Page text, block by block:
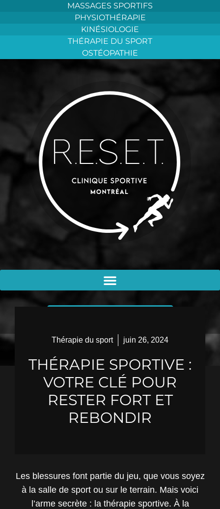
MASSAGES SPORTIFS
PHYSIOTHÉRAPIE
KINÉSIOLOGIE
THÉRAPIE DU SPORT
OSTÉOPATHIE
Thérapie du sport juin 26, 2024
THÉRAPIE SPORTIVE :
VOTRE CLÉ POUR
RESTER FORT ET
REBONDIR
Les blessures font partie du jeu, que vous soyez
à la salle de sport ou sur le terrain. Mais voici
l’arme secrète : la thérapie sportive. À la